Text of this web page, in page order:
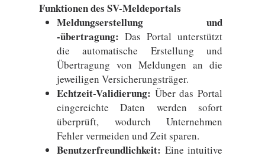
Funktionen des SV-Meldeportals
Meldungserstellung und
-übertragung: Das Portal unterstützt
die automatische Erstellung und
Übertragung von Meldungen an die
jeweiligen Versicherungsträger.
Echtzeit-Validierung: Über das Portal
eingereichte Daten werden sofort
überprüft, wodurch Unternehmen
Fehler vermeiden und Zeit sparen.
Benutzerfreundlichkeit: Eine intuitive